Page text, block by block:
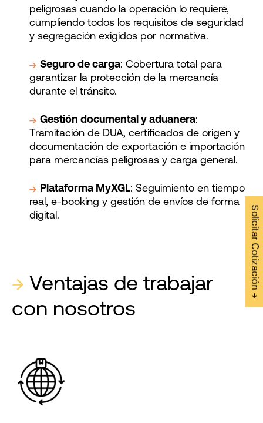
peligrosas cuando la operación lo requiere,
cumpliendo todos los requisitos de seguridad
y segregación exigidos por normativa.
Seguro de carga: Cobertura total para
garantizar la protección de la mercancía
durante el tránsito.
Gestión documental y aduanera:
Tramitación de DUA, certificados de origen y
documentación de exportación e importación
para mercancías peligrosas y carga general.
Plataforma MyXGL: Seguimiento en tiempo
real, e-booking y gestión de envíos de forma
digital.
→ Ventajas de trabajar
con nosotros
Solicitar Cotización →